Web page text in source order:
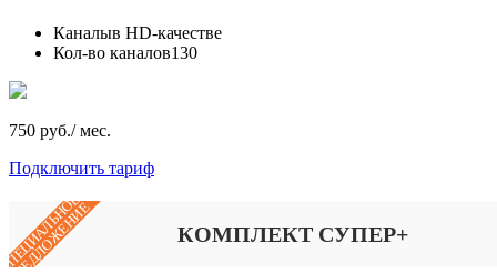
Каналыв HD-качестве
Кол-во каналов130
750 руб./ мес.
Подключить тариф
ПРЕДЛОЖЕНИЕ КОМПЛЕКТ СУПЕР+